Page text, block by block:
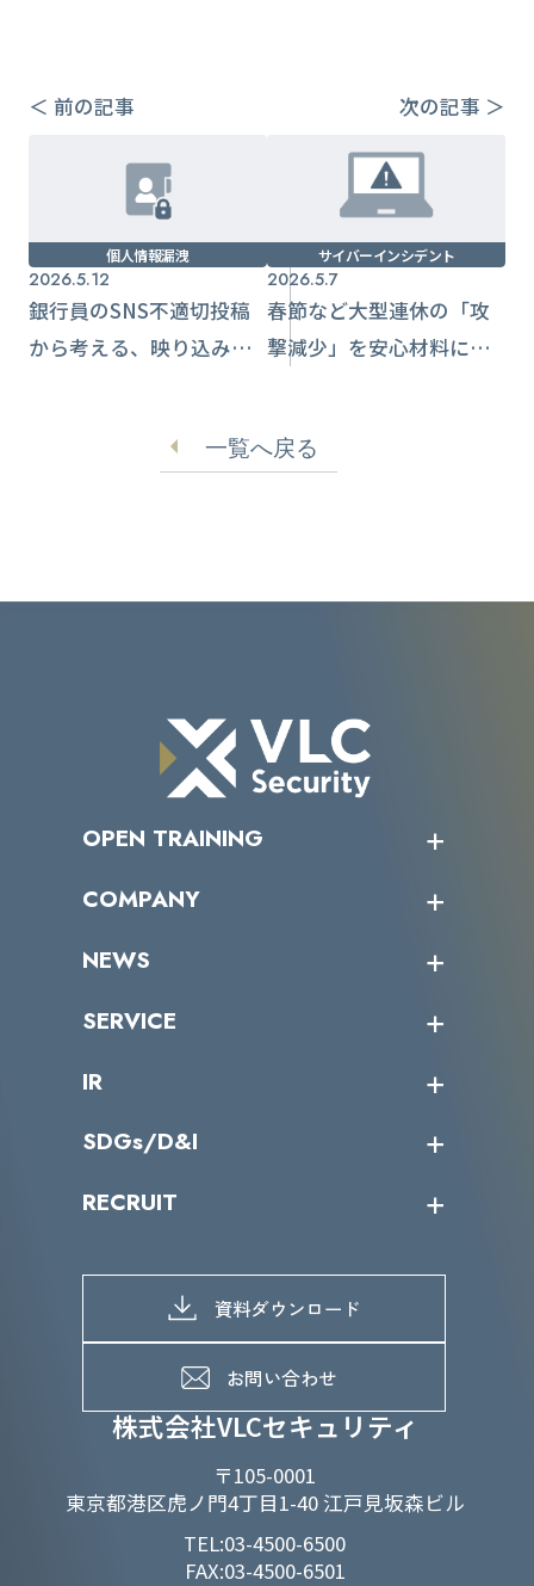
＜ 前の記事 次の記事 ＞
個人情報漏洩
2026.5.12
銀行員のSNS不適切投稿
から考える、映り込み情
サイバーインシデント
2026.5.7
春節など大型連休の「攻
撃減少」を安心材料にし
一覧へ戻る
株式会社VLCセキュリティ
〒105-0001
東京都港区虎ノ門4丁目1-40 江戸見坂森ビル
TEL:03-4500-6500
FAX:03-4500-6501
OPEN TRAINING
受講者の声
COMPANY
トップメッセージ
ミッション／ビジョン
パートナー企業一覧
NEWS
サイバーニュース
SERVICE
カテゴリー別サービス一覧
IR
IRカレンダー
IRライブラリー
よくあるご質問
SDGs/D&I
当グループのマテリアリティ
SDGs推進体制
D&Iの取り組み
RECRUIT
募集職種一覧
メッセージ
メンバーインタビュー
資料ダウンロード
お問い合わせ